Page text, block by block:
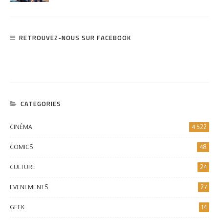
RETROUVEZ-NOUS SUR FACEBOOK
CATEGORIES
CINÉMA 4 522
COMICS 48
CULTURE 24
EVENEMENTS 27
GEEK 14